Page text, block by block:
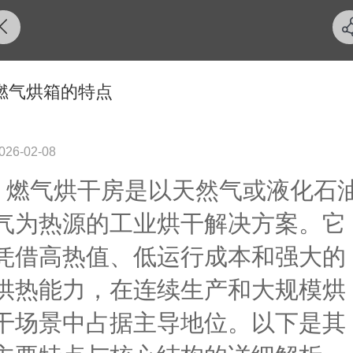
气烘箱的特点
02-08
燃气烘干房是以天然气或液化石
为热源的工业烘干解决方案。它
借高热值、低运行成本和强大的
热能力，在连续生产和大规模烘
场景中占据主导地位。以下是其